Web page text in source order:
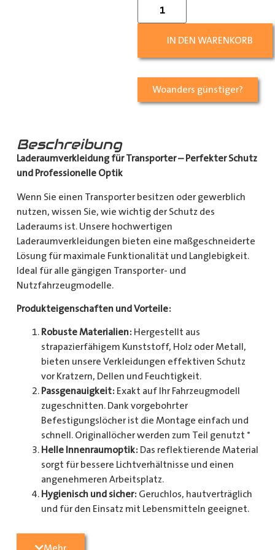
IN DEN WARENKORB
Woanders günstiger?
Beschreibung
Laderaumverkleidung für Transporter – Perfekter Schutz
und Professionelle Optik
Wenn Sie einen Transporter besitzen oder gewerblich
nutzen, wissen Sie, wie wichtig der Schutz des
Laderaums ist. Unsere hochwertigen
Laderaumverkleidungen bieten eine maßgeschneiderte
Lösung für maximale Funktionalität und Langlebigkeit.
Ideal für alle gängigen Transporter- und
Nutzfahrzeugmodelle.
Produkteigenschaften und Vorteile:
Robuste Materialien: Hergestellt aus
strapazierfähigem Kunststoff, Holz oder Metall,
bieten unsere Verkleidungen effektiven Schutz
vor Kratzern, Dellen und Feuchtigkeit.
Passgenauigkeit: Exakt auf Ihr Fahrzeugmodell
zugeschnitten. Dank vorgebohrter
Befestigungslöcher ist die Montage einfach und
schnell. Originallöcher werden zum Teil genutzt *
Helle Innenraumoptik: Das reflektierende Material
sorgt für bessere Lichtverhältnisse und einen
angenehmeren Arbeitsplatz.
Hygienisch und sicher: Geruchlos, hautverträglich
und für den Einsatz mit Lebensmitteln geeignet.
Radkastenschutz, großflächigen Seitenteilen und